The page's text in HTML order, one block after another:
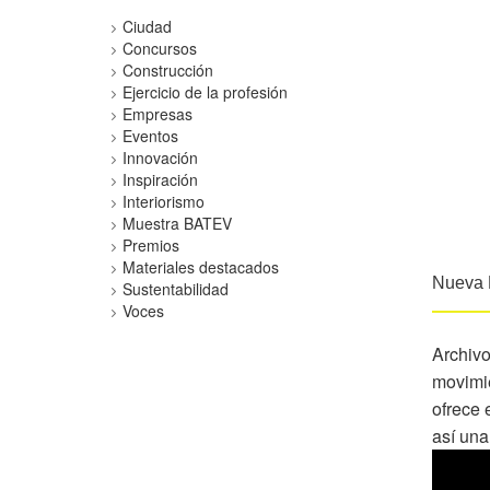
Ciudad
Concursos
Construcción
Ejercicio de la profesión
Empresas
Eventos
Innovación
Inspiración
Interiorismo
Muestra BATEV
Premios
Materiales destacados
Sustentabilidad
Voces
Nueva
ofrece
así